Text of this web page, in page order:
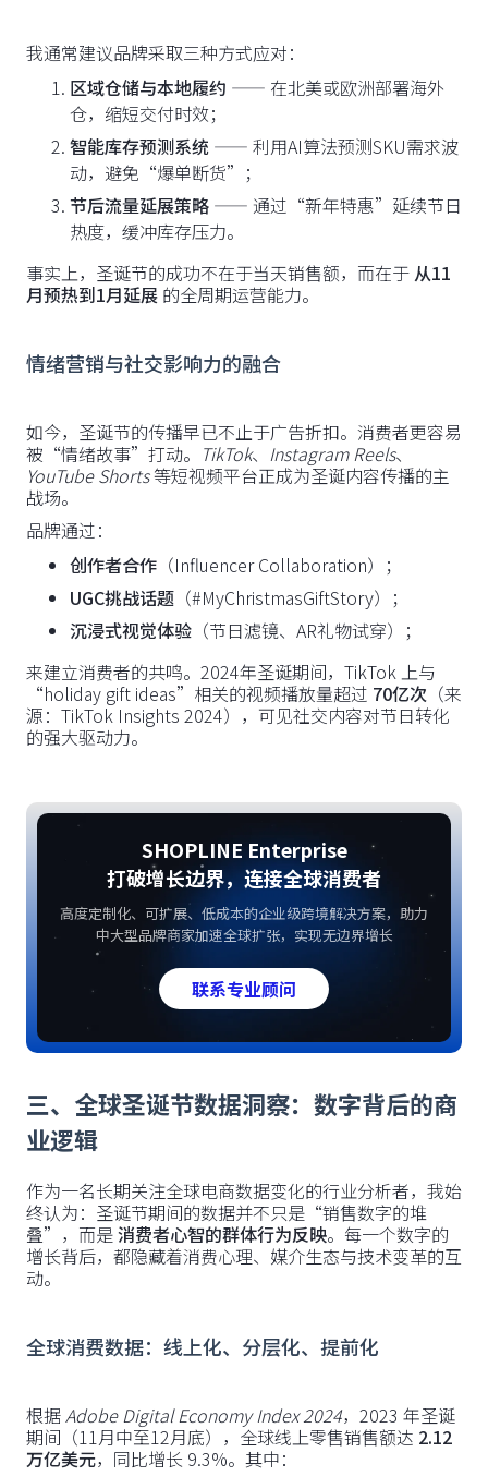
我通常建议品牌采取三种方式应对：
区域仓储与本地履约 —— 在北美或欧洲部署海外
仓，缩短交付时效；
智能库存预测系统 —— 利用AI算法预测SKU需求波
动，避免“爆单断货”；
节后流量延展策略 —— 通过“新年特惠”延续节日
热度，缓冲库存压力。
事实上，圣诞节的成功不在于当天销售额，而在于 从11
月预热到1月延展 的全周期运营能力。
情绪营销与社交影响力的融合
如今，圣诞节的传播早已不止于广告折扣。消费者更容易
被“情绪故事”打动。 TikTok、 Instagram Reels、
YouTube Shorts等短视频平台正成为圣诞内容传播的主
战场。
品牌通过：
创作者合作 （Influencer Collaboration）；
UGC挑战话题 （#MyChristmasGiftStory）；
沉浸式视觉体验 （节日滤镜、AR礼物试穿）；
来建立消费者的共鸣。2024年圣诞期间，TikTok 上与
“holiday gift ideas”相关的视频播放量超过 70亿次 （来
源：TikTok Insights 2024），可见社交内容对节日转化
的强大驱动力。
SHOPLINE Enterprise
打破增长边界，连接全球消费者
高度定制化、可扩展、低成本的企业级跨境解决方案，助力
中大型品牌商家加速全球扩张，实现无边界增长
联系专业顾问
三、全球圣诞节数据洞察：数字背后的商
业逻辑
作为一名长期关注全球电商数据变化的行业分析者，我始
终认为：圣诞节期间的数据并不只是“销售数字的堆
叠”，而是消费者心智的群体行为反映。每一个数字的
增长背后，都隐藏着消费心理、媒介生态与技术变革的互
动。
全球消费数据：线上化、分层化、提前化
根据Adobe Digital Economy Index 2024，2023 年圣诞
期间（11月中至12月底），全球线上零售销售额达 2.12
万亿美元，同比增长 9.3%。其中：